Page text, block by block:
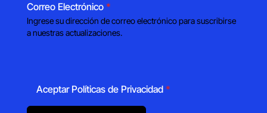
Correo Electrónico *
Ingrese su dirección de correo electrónico para suscribirse
a nuestras actualizaciones.
Aceptar Políticas de Privacidad *